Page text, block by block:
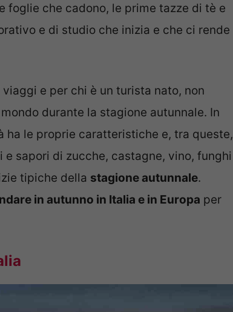
foglie che cadono, le prime tazze di tè e
e di studio che inizia e che ci rende
e per chi è un turista nato, non
durante la stagione autunnale. In
ha le proprie caratteristiche e, tra queste,
sapori di zucche, castagne, vino, funghi
tipiche della stagione autunnale.
in autunno in Italia e in Europa per